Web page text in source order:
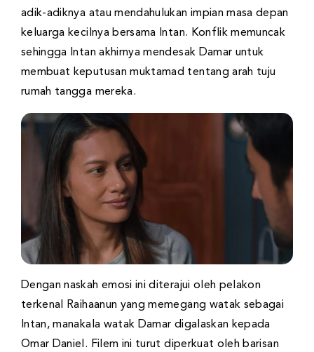
adik-adiknya atau mendahulukan impian masa depan
keluarga kecilnya bersama Intan. Konflik memuncak
sehingga Intan akhirnya mendesak Damar untuk
membuat keputusan muktamad tentang arah tuju
rumah tangga mereka.
Dengan naskah emosi ini diterajui oleh pelakon
terkenal Raihaanun yang memegang watak sebagai
Intan, manakala watak Damar digalaskan kepada
Omar Daniel. Filem ini turut diperkuat oleh barisan